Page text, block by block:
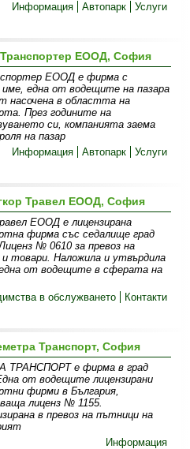
Информация
Автопарк Услуги
ЕООД, София
ЕООД е фирма с
име, една от водещите на пазара
насочена в областта на
През годините на
си, компанията заема
на пазар
Информация
Автопарк Услуги
Травел ЕООД, София
ЕООД е лицензирана
фирма със седалище град
№ 0610 за превоз на
товари. Наложила и утвърдила
от водещите в сферата на
в обслужването Контакти
Транспорт, София
ТРАНСПОРТ е фирма в град
от водещите лицензирани
фирми в България,
лиценз № 1155.
в превоз на пътници на
Информация